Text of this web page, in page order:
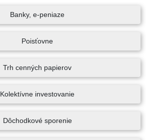
Banky, e-peniaze
Poisťovne
Trh cenných papierov
Kolektívne investovanie
Dôchodkové sporenie